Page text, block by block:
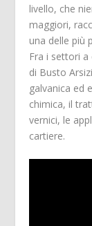
livello, che
maggiori,
una delle più
Fra i settori a
di Busto
galvanica ed
chimica, il
vernici, le
cartiere.